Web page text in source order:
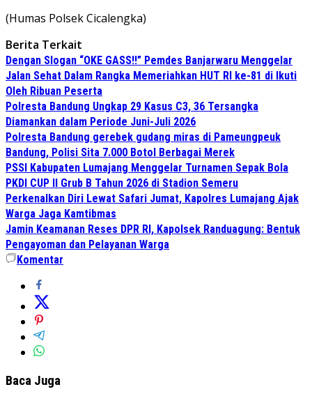
(Humas Polsek Cicalengka)
Berita Terkait
Dengan Slogan “OKE GASS!!” Pemdes Banjarwaru Menggelar
Jalan Sehat Dalam Rangka Memeriahkan HUT RI ke-81 di Ikuti
Oleh Ribuan Peserta
Polresta Bandung Ungkap 29 Kasus C3, 36 Tersangka
Diamankan dalam Periode Juni-Juli 2026
Polresta Bandung gerebek gudang miras di Pameungpeuk
Bandung, Polisi Sita 7.000 Botol Berbagai Merek
PSSI Kabupaten Lumajang Menggelar Turnamen Sepak Bola
PKDI CUP II Grub B Tahun 2026 di Stadion Semeru
Perkenalkan Diri Lewat Safari Jumat, Kapolres Lumajang Ajak
Warga Jaga Kamtibmas
Jamin Keamanan Reses DPR RI, Kapolsek Randuagung: Bentuk
Pengayoman dan Pelayanan Warga
Komentar
Baca Juga